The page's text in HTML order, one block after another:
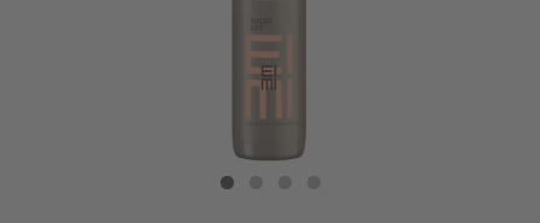
Wella Professionals Eimi Sugar Lift